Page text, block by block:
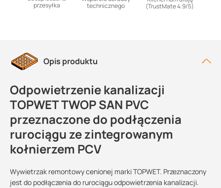
przesyłka
technicznego
(TrustMate 4.9/5)
Opis produktu
Odpowietrzenie kanalizacji
TOPWET TWOP SAN PVC
przeznaczone do podłączenia
rurociągu ze zintegrowanym
kołnierzem PCV
Wywietrzak remontowy cenionej marki TOPWET. Przeznaczony
jest do podłączenia do rurociągu odpowietrzenia kanalizacji.